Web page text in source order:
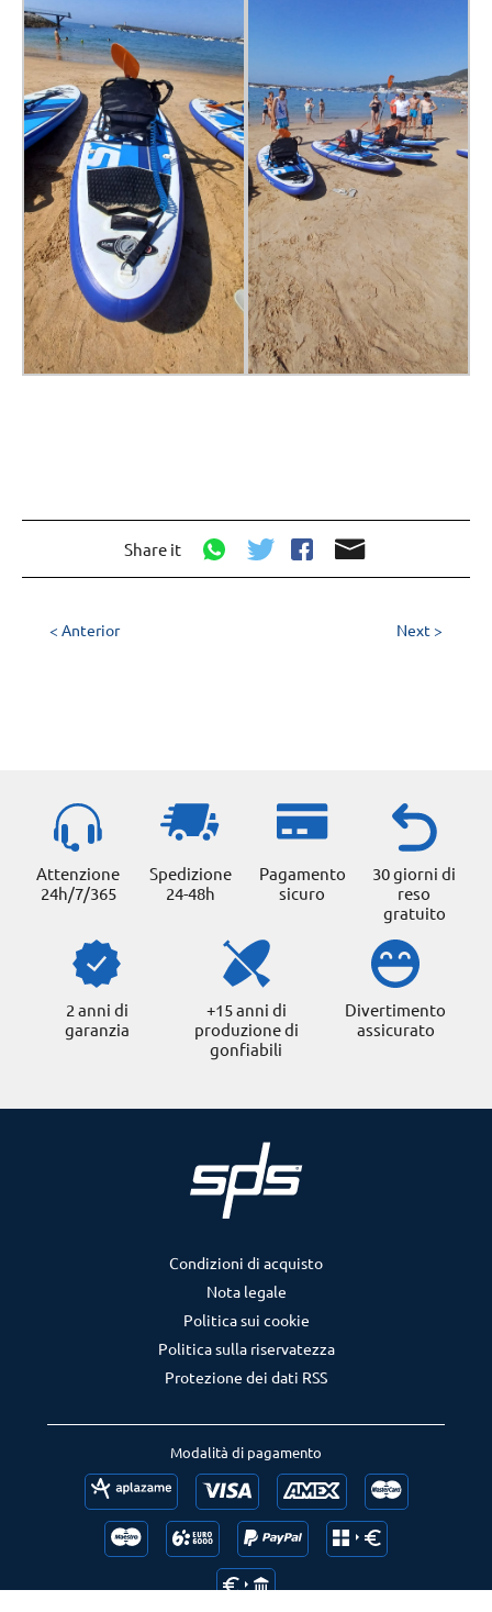
Share it
< Anterior Next >
Attenzione
24h/7/365
Spedizione
24-48h
Pagamento
sicuro
30 giorni di
reso
gratuito
2 anni di
garanzia
+15 anni di
produzione di
gonfiabili
Divertimento
assicurato
Modalità di pagamento
Condizioni di acquisto
Nota legale
Politica sui cookie
Politica sulla riservatezza
Protezione dei dati RSS